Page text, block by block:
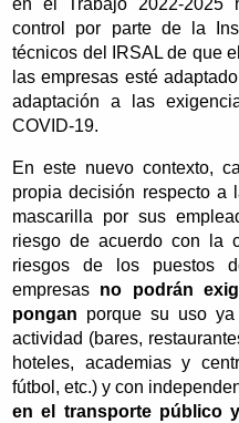
en el Trabajo 2022-2025
control por parte de la
técnicos del IRSAL de que
las empresas esté
adaptación a las
COVID-19.
En este nuevo contexto,
propia decisión respecto a
mascarilla por sus
riesgo de acuerdo con la
riesgos de los puestos
empresas no podrán
pongan porque su uso
actividad (bares,
hoteles, academias y
fútbol, etc.) y con
en el transporte público